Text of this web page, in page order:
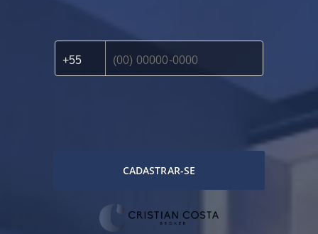
CADASTRAR-SE